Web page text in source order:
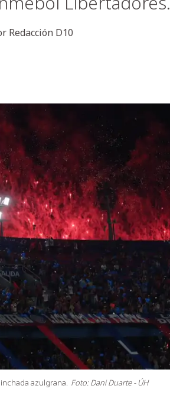
Redacción D10
azulgrana. Foto: Dani Duarte - ÚH